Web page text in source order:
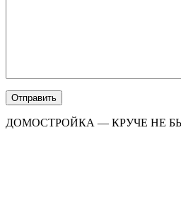
ДОМОСТРОЙКА — КРУЧЕ НЕ